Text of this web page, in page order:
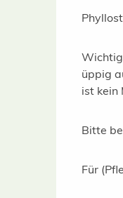
üppig
ist kein
Bitte
Für